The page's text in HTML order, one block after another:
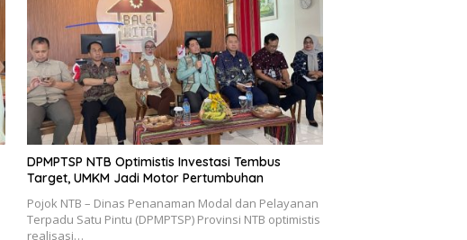
DPMPTSP NTB Optimistis Investasi Tembus
Target, UMKM Jadi Motor Pertumbuhan
Pojok NTB – Dinas Penanaman Modal dan Pelayanan
Terpadu Satu Pintu (DPMPTSP) Provinsi NTB optimistis
realisasi…